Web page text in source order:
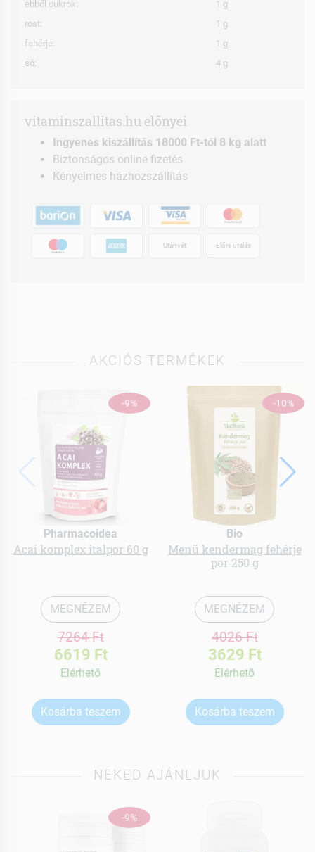
ebből cukrok:
1 g
rost:
1 g
fehérje:
1 g
só:
4 g
vitaminszallitas.hu előnyei
Ingyenes kiszállítás 18000 Ft-tól 8 kg alatt
Biztonságos online fizetés
Kényelmes házhozszállítás
Utánvét Előre utalás
AKCIÓS TERMÉKEK
-9%
Pharmacoidea
Acai komplex italpor 60 g
MEGNÉZEM
7264 Ft
6619 Ft
Elérhetõ
Kosárba teszem
-10%
Bio
Menü kendermag fehérje
por 250 g
MEGNÉZEM
4026 Ft
3629 Ft
Elérhetõ
Kosárba teszem
NEKED AJÁNLJUK
-9%